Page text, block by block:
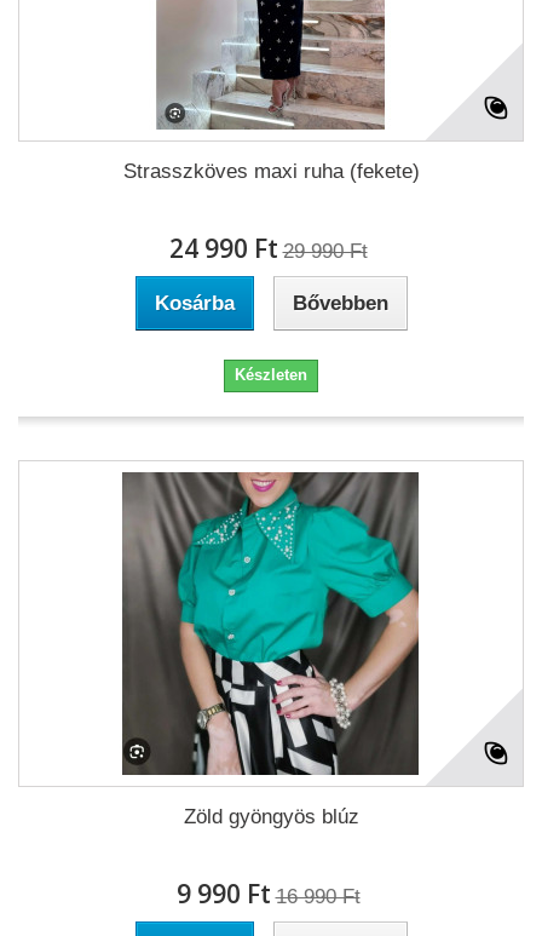
Strasszköves maxi ruha (fekete)
24 990 Ft‎ 29 990 Ft‎
Kosárba Bővebben
Készleten
Zöld gyöngyös blúz
9 990 Ft‎ 16 990 Ft‎